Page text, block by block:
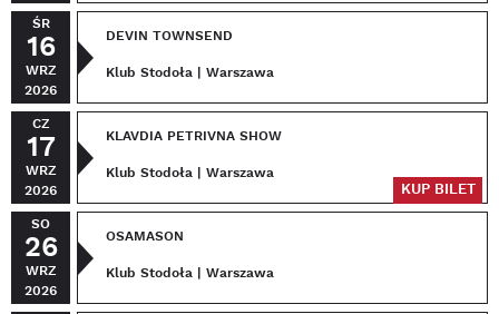
ŚR
16
WRZ
2026
DEVIN TOWNSEND
Klub Stodoła | Warszawa
CZ
17
WRZ
2026
KLAVDIA PETRIVNA SHOW
Klub Stodoła | Warszawa
KUP BILET
SO
26
WRZ
2026
OSAMASON
Klub Stodoła | Warszawa